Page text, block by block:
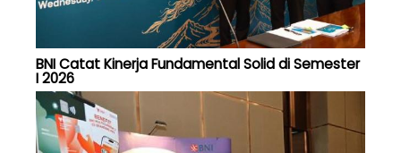
BNI Catat Kinerja Fundamental Solid di Semester
I 2026